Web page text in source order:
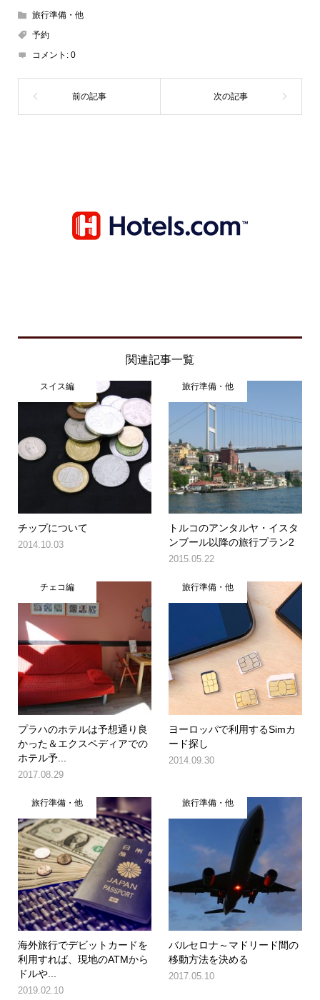
旅行準備・他
予約
コメント: 0
関連記事一覧
スイス編
チップについて
2014.10.03
旅行準備・他
トルコのアンタルヤ・イスタ
ンブール以降の旅行プラン2
2015.05.22
チェコ編
プラハのホテルは予想通り良
かった＆エクスペディアでの
ホテル予...
2017.08.29
旅行準備・他
ヨーロッパで利用するSimカ
ード探し
2014.09.30
旅行準備・他
海外旅行でデビットカードを
利用すれば、現地のATMから
ドルや...
2019.02.10
旅行準備・他
バルセロナ～マドリード間の
移動方法を決める
2017.05.10